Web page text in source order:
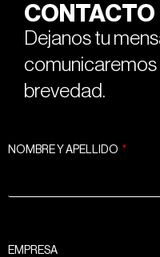
CONTACTO
Dejanos tu
comunicaremos
brevedad.
NOMBRE Y APELLIDO
EMPRESA